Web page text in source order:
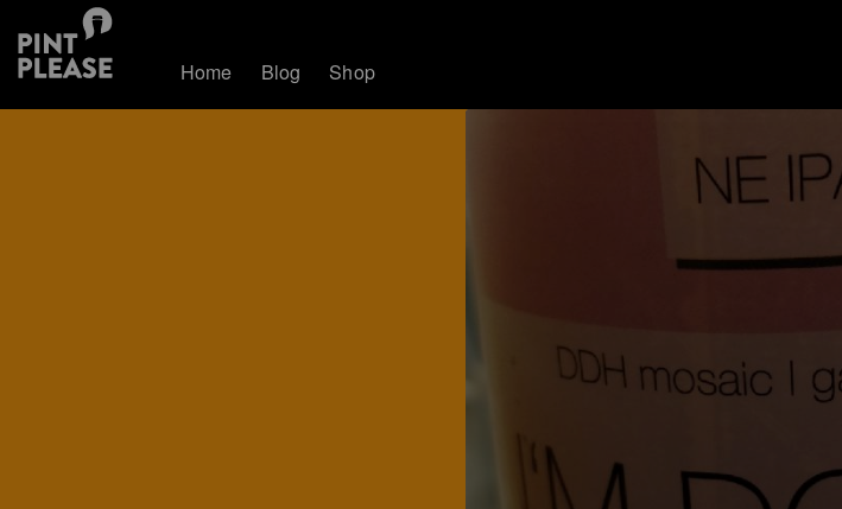
Home Blog Shop